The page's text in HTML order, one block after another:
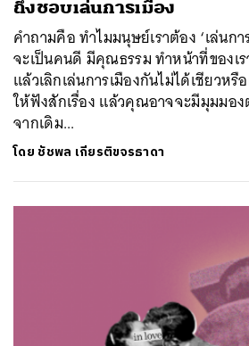
ถึงชอบเล่นการเมือง
คำถามคือ ทำไมมนุษย์เราต้อง ‘เล่นก
จะเป็นคนดี มีคุณธรรม ทำหน้าที่ของเ
แล้วเลิกเล่นการเมืองกันไม่ได้เชียวหรื
ให้ฟังสักเรื่อง แล้วคุณอาจจะมีมุมมอง
จากเดิม...
โดย ชัชพล เกียรติขจรธาดา